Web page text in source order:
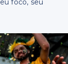
foco, seu